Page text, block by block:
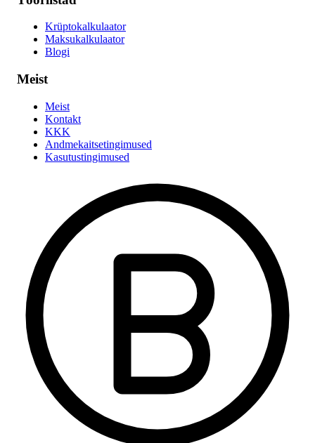
Krüptokalkulaator
Maksukalkulaator
Blogi
Meist
Meist
Kontakt
KKK
Andmekaitsetingimused
Kasutustingimused